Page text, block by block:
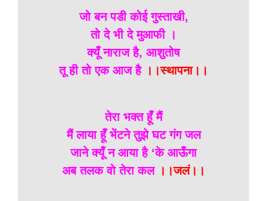
जो बन पडी कोई गुस्ताखी,
तो दे भी दे मुआफी ।
क्यूँ नाराज है, आशुतोष
तू ही तो एक आज है ।।स्थापना।।
तेरा भक्त हूँ मैं
मैं लाया हूँ भेंटने तुझे घट गंग जल
जाने क्यूँ न आया है ‘के आऊँगा
अब तलक वो तेरा कल ।।जलं।।